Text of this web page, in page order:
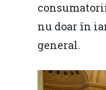
nu doar în
general.